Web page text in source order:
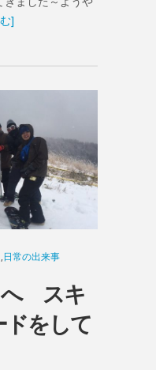
]
, 日常の出来事
へ スキ
ドをして